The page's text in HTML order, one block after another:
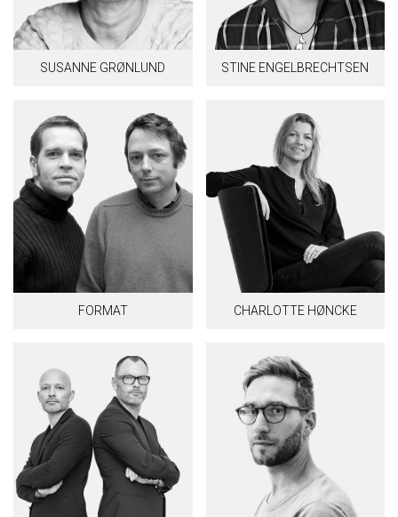
SUSANNE GRØNLUND STINE ENGELBRECHTSEN
FORMAT CHARLOTTE HØNCKE